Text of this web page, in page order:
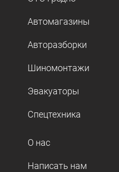
Автомагазины
Авторазборки
Шиномонтажи
Эвакуаторы
Спецтехника
О нас
Написать нам